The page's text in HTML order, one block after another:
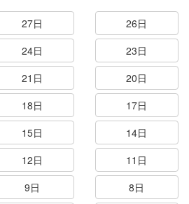
27日
26日
24日
23日
21日
20日
18日
17日
15日
14日
12日
11日
9日
8日